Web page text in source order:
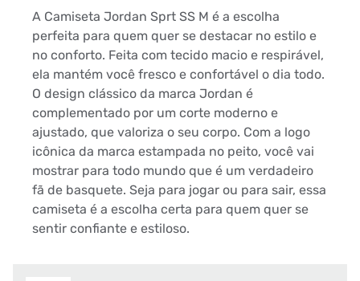
A Camiseta Jordan Sprt SS M é a escolha
perfeita para quem quer se destacar no estilo e
no conforto. Feita com tecido macio e respirável,
ela mantém você fresco e confortável o dia todo.
O design clássico da marca Jordan é
complementado por um corte moderno e
ajustado, que valoriza o seu corpo. Com a logo
icônica da marca estampada no peito, você vai
mostrar para todo mundo que é um verdadeiro
fã de basquete. Seja para jogar ou para sair, essa
camiseta é a escolha certa para quem quer se
sentir confiante e estiloso.